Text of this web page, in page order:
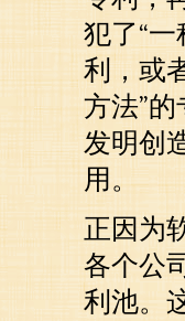
犯了“
利，或
方法”
发明创
用。
正因为
各个公
利池。